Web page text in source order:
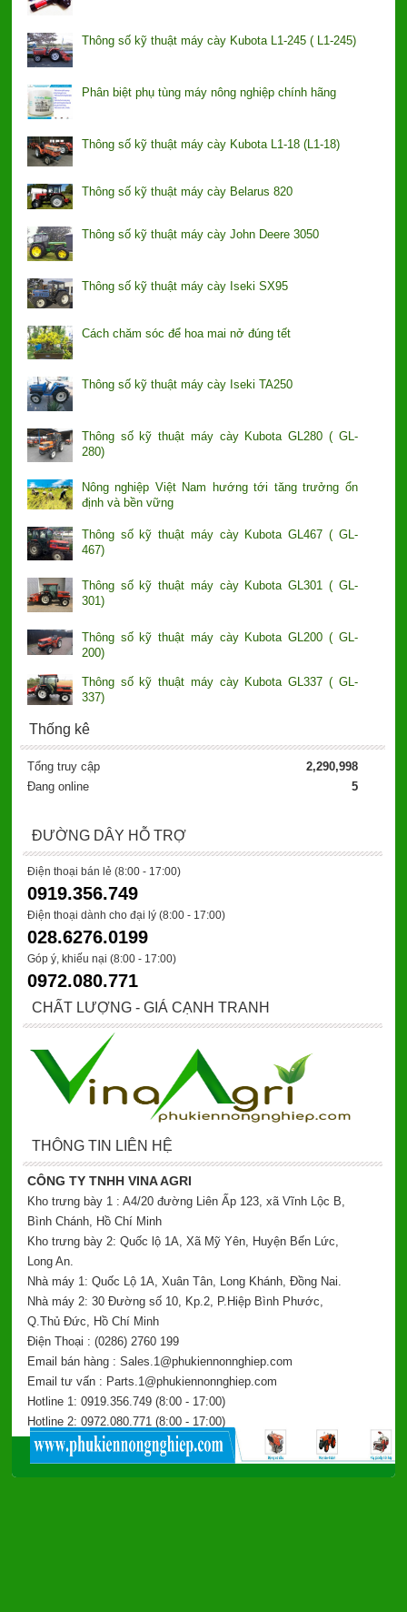
Thông số kỹ thuật máy cày Kubota L1-245 ( L1-245)
Phân biệt phụ tùng máy nông nghiệp chính hãng
Thông số kỹ thuật máy cày Kubota L1-18 (L1-18)
Thông số kỹ thuật máy cày Belarus 820
Thông số kỹ thuật máy cày John Deere 3050
Thông số kỹ thuật máy cày Iseki SX95
Cách chăm sóc để hoa mai nở đúng tết
Thông số kỹ thuật máy cày Iseki TA250
Thông số kỹ thuật máy cày Kubota GL280 ( GL-
280)
Nông nghiệp Việt Nam hướng tới tăng trưởng ổn
định và bền vững
Thông số kỹ thuật máy cày Kubota GL467 ( GL-
467)
Thông số kỹ thuật máy cày Kubota GL301 ( GL-
301)
Thông số kỹ thuật máy cày Kubota GL200 ( GL-
200)
Thông số kỹ thuật máy cày Kubota GL337 ( GL-
337)
Thống kê
Tổng truy cập
2,290,998
Đang online
5
ĐƯỜNG DÂY HỖ TRỢ
Điện thoại bán lẻ (8:00 - 17:00)
0919.356.749
Điện thoại dành cho đại lý(8:00 - 17:00)
028.6276.0199
Góp ý, khiếu nại (8:00 - 17:00)
0972.080.771
CHẤT LƯỢNG - GIÁ CẠNH TRANH
THÔNG TIN LIÊN HỆ
CÔNG TY TNHH VINA AGRI
Kho trưng bày 1 : A4/20 đường Liên Ấp 123, xã Vĩnh Lộc B,
Bình Chánh, Hồ Chí Minh
Kho trưng bày 2: Quốc lộ 1A, Xã Mỹ Yên, Huyện Bến Lức,
Long An.
Nhà máy 1: Quốc Lộ 1A, Xuân Tân, Long Khánh, Đồng Nai.
Nhà máy 2: 30 Đường số 10, Kp.2, P.Hiệp Bình Phước,
Q.Thủ Đức, Hồ Chí Minh
Điện Thoại : (0286) 2760 199
Email bán hàng : Sales.1@phukiennonnghiep.com
Email tư vấn : Parts.1@phukiennonnghiep.com
Hotline 1: 0919.356.749(8:00 - 17:00)
Hotline 2: 0972.080.771(8:00 - 17:00)